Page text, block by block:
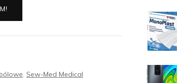
, Sew-Med Medical